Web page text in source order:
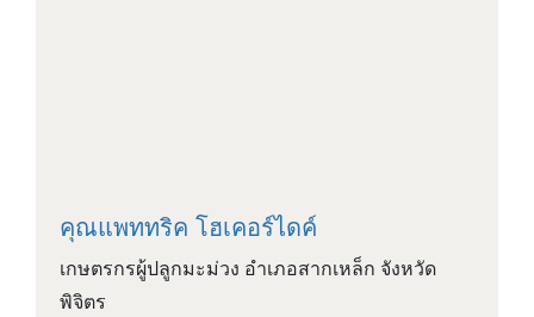
คุณแพททริค โฮเคอร์ไดค์
เกษตรกรผู้ปลูกมะม่วง อำเภอสากเหล็ก จังหวัด
พิจิตร